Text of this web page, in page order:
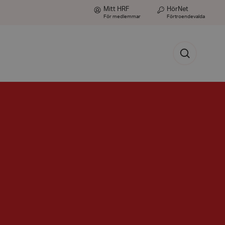
Mitt HRF
För medlemmar
HörNet
Förtroendevalda
Sök